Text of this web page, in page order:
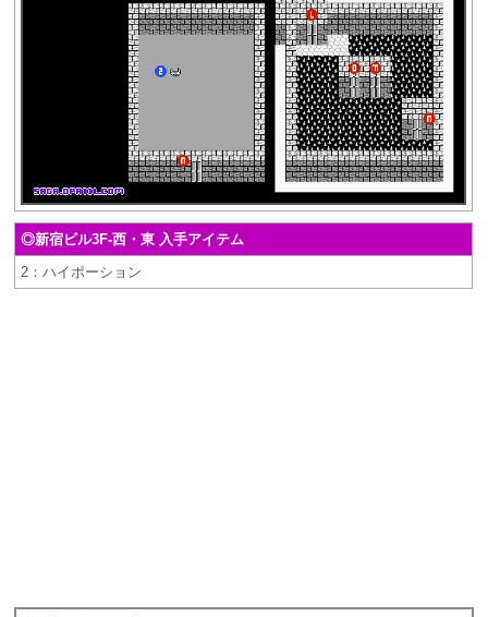
◎新宿ビル3F-西・東 入手アイテム
2：ハイポーション